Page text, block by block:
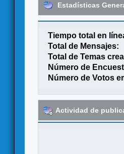
Estadísticas
Tiempo total en
Total de Mensajes:
Total de Temas
Número de
Número de Votos
Actividad de